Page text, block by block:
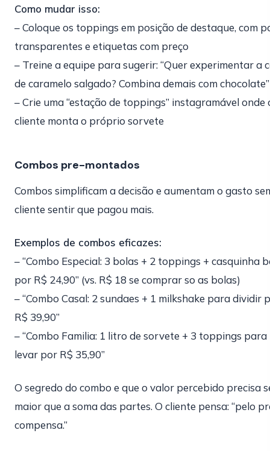
Como mudar isso:
– Coloque os toppings em posição de destaque, com
transparentes e etiquetas com preço
– Treine a equipe para sugerir: “Quer experimentar a
de caramelo salgado? Combina demais com chocolate”
– Crie uma “estação de toppings” instagramável onde
cliente monta o próprio sorvete
Combos pre-montados
Combos simplificam a decisão e aumentam o gasto
cliente sentir que pagou mais.
Exemplos de combos eficazes:
– “Combo Especial: 3 bolas + 2 toppings + casquinha
por R$ 24,90” (vs. R$ 18 se comprar so as bolas)
– “Combo Casal: 2 sundaes + 1 milkshake para dividir
R$ 39,90”
– “Combo Familia: 1 litro de sorvete + 3 toppings para
levar por R$ 35,90”
O segredo do combo e que o valor percebido precisa
maior que a soma das partes. O cliente pensa: “pelo
compensa.”